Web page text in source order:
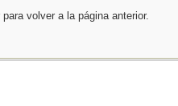
volver a la página anterior.